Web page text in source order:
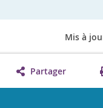
Mis à
Partager